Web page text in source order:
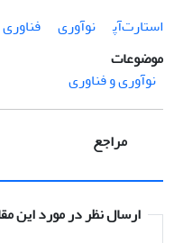
استارت‌آپ‍
نوآوری فناوری
موضوعات
نوآوری و فناوری
مراجع
ارسال نظر در مورد این